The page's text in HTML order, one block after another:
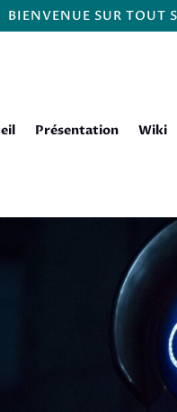
BIENVENUE SUR TOUT
Présentation Wiki